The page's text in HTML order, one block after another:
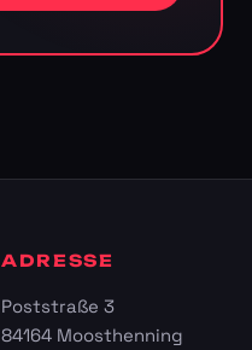
ADRESSE
Poststraße 3
84164 Moosthenning